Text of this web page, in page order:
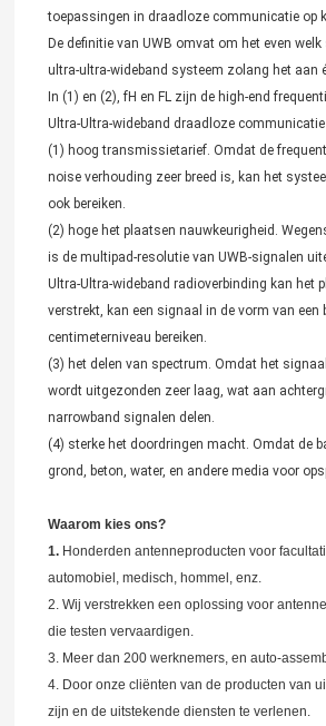
toepassingen in draadloze communicatie op
De definitie van UWB omvat om het even
ultra-ultra-wideband systeem zolang het aan
In (1) en (2), fH en FL zijn de high-end
Ultra-Ultra-wideband draadloze
(1) hoog transmissietarief. Omdat de
noise verhouding zeer breed is, kan het
ook bereiken.
(2) hoge het plaatsen nauwkeurigheid.
is de multipad-resolutie van UWB-signalen
Ultra-Ultra-wideband radioverbinding kan het
verstrekt, kan een signaal in de vorm van
centimeterniveau bereiken.
(3) het delen van spectrum. Omdat het
wordt uitgezonden zeer laag, wat aan
narrowband signalen delen.
(4) sterke het doordringen macht. Omdat de
grond, beton, water, en andere media voor
Waarom kies ons?
1. Honderden antenneproducten voor
automobiel, medisch, hommel, enz.
2. Wij verstrekken een oplossing voor
die testen vervaardigen.
3. Meer dan 200 werknemers, en auto-
4. Door onze cliënten van de producten van
zijn en de uitstekende diensten te verlenen.